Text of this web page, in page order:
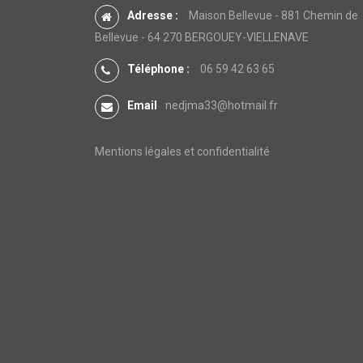
Adresse :
Maison Bellevue - 881 Chemin de
Bellevue - 64 270 BERGOUEY-VIELLENAVE
Téléphone : 06 59 42 63 65
Email nedjma33@hotmail.fr
Mentions légales et confidentialité